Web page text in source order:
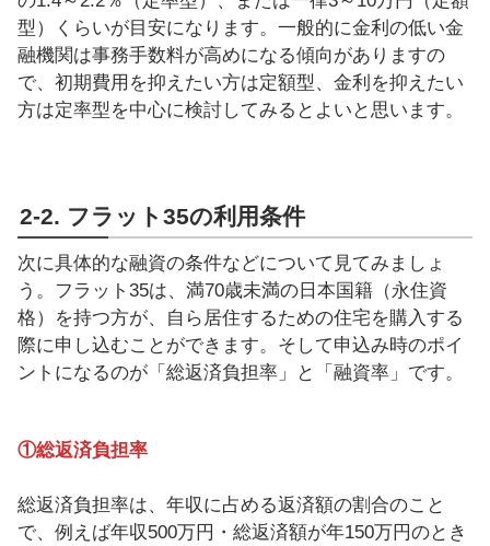
型）くらいが目安になります。一般的に金利の低い金
融機関は事務手数料が高めになる傾向がありますの
で、初期費用を抑えたい方は定額型、金利を抑えたい
方は定率型を中心に検討してみるとよいと思います。
2-2. フラット35の利用条件
次に具体的な融資の条件などについて見てみましょ
う。フラット35は、満70歳未満の日本国籍（永住資
格）を持つ方が、自ら居住するための住宅を購入する
際に申し込むことができます。そして申込み時のポイ
ントになるのが「総返済負担率」と「融資率」です。
①総返済負担率
総返済負担率は、年収に占める返済額の割合のこと
で、例えば年収500万円・総返済額が年150万円のとき